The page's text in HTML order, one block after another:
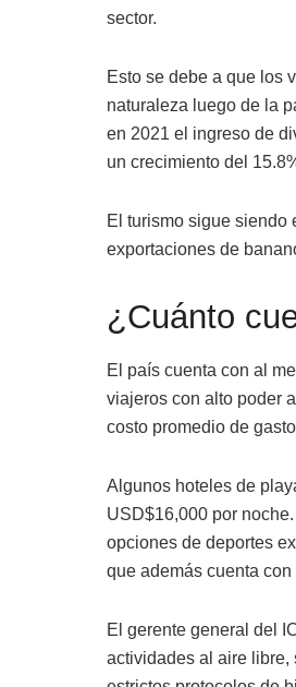
sector.
Esto se debe a que los
naturaleza luego de la
en 2021 el ingreso de
un crecimiento del
El turismo sigue siendo
exportaciones de
¿Cuánto
El país cuenta con al
viajeros con alto poder
costo promedio de
Algunos hoteles de
USD$16,000 por
opciones de deportes
que además cuenta
El gerente general del
actividades al aire libre,